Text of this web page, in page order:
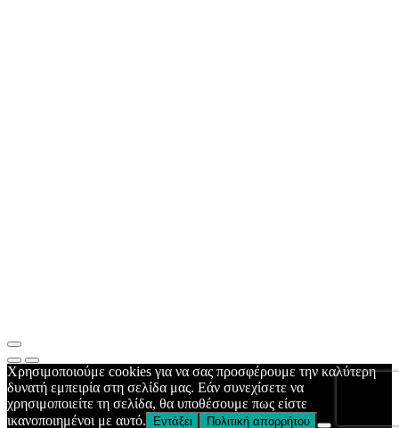
Χρησιμοποιούμε cookies για να σας προσφέρουμε την καλύτερη
δυνατή εμπειρία στη σελίδα μας. Εάν συνεχίσετε να
χρησιμοποιείτε τη σελίδα, θα υποθέσουμε πως είστε
ικανοποιημένοι με αυτό.
Εντάξει Πολιτική απορρήτου